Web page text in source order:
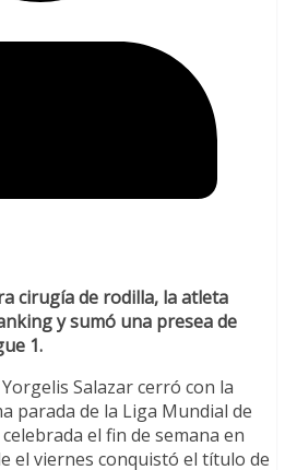
cirugía de rodilla, la atleta
y sumó una presea de
1.
Salazar cerró con la
parada de la Liga Mundial de
el fin de semana en
el viernes conquistó el título de